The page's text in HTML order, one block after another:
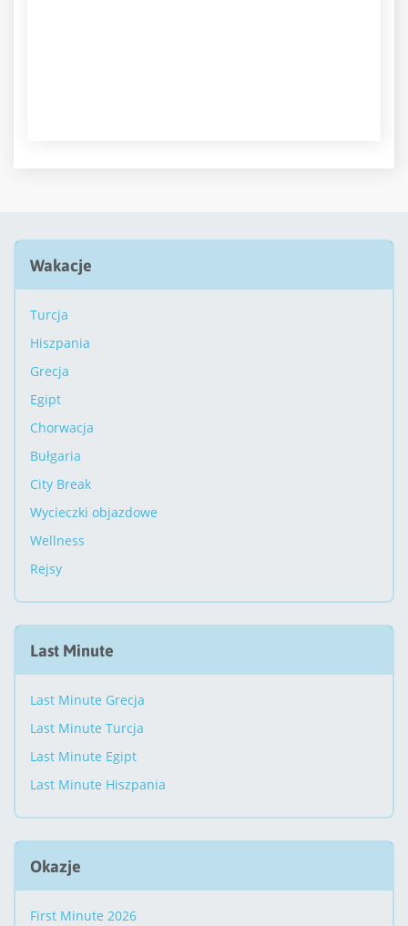
Wakacje
Turcja
Hiszpania
Grecja
Egipt
Chorwacja
Bułgaria
City Break
Wycieczki objazdowe
Wellness
Rejsy
Last Minute
Last Minute Grecja
Last Minute Turcja
Last Minute Egipt
Last Minute Hiszpania
Okazje
First Minute 2026